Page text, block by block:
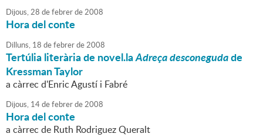
Dijous,28 defebrerde2008
Hora del conte
Dilluns, 18 defebrerde2008
Tertúlia literària de novel.laAdreça desconegudade
Kressman Taylor
a càrrec d'Enric Agustí i Fabré
Dijous, 14defebrerde2008
Hora del conte
a càrrec de Ruth Rodriguez Queralt